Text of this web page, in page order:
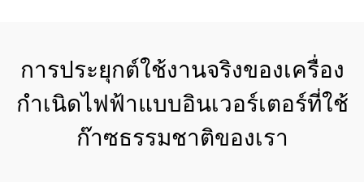
การประยุกต์ใช้งานจริงของเครื่อง
กำเนิดไฟฟ้าแบบอินเวอร์เตอร์ที่ใช้
ก๊าซธรรมชาติของเรา